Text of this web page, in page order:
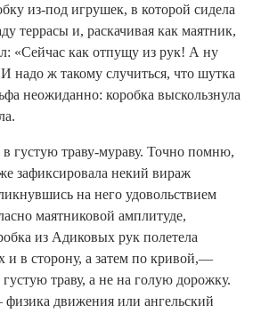
из-под игрушек, в которой сидела
террасы и, раскачивая как маятник,
«Сейчас как отпущу из рук! А ну
ж такому случиться, что шутка
неожиданно: коробка выскользнула
густую траву-мураву. Точно помню,
зафиксировала некий вираж
на него удовольствием
маятниковой амплитуде,
из Адиковых рук полетела
и в сторону, а затем по кривой,—
траву, а не на голую дорожку.
движения или ангельский